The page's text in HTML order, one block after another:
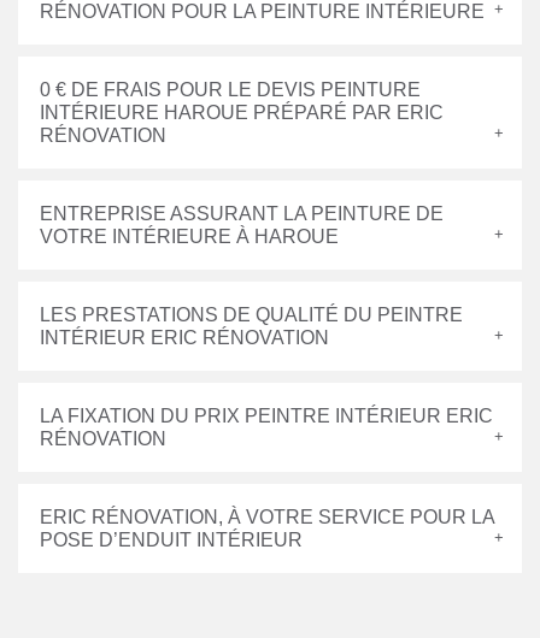
RÉNOVATION POUR LA PEINTURE INTÉRIEURE
0 € DE FRAIS POUR LE DEVIS PEINTURE
INTÉRIEURE HAROUE PRÉPARÉ PAR ERIC
RÉNOVATION
ENTREPRISE ASSURANT LA PEINTURE DE
VOTRE INTÉRIEURE À HAROUE
LES PRESTATIONS DE QUALITÉ DU PEINTRE
INTÉRIEUR ERIC RÉNOVATION
LA FIXATION DU PRIX PEINTRE INTÉRIEUR ERIC
RÉNOVATION
ERIC RÉNOVATION, À VOTRE SERVICE POUR LA
POSE D’ENDUIT INTÉRIEUR